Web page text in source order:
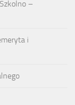
–
i